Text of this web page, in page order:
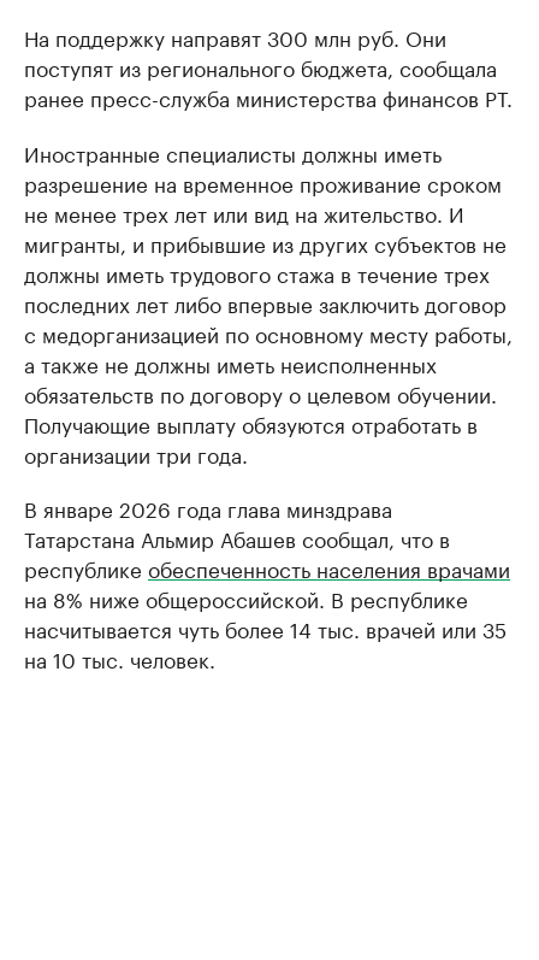
На поддержку направят 300 млн руб. Они
поступят из регионального бюджета, сообщала
ранее пресс-служба министерства финансов РТ.
Иностранные специалисты должны иметь
разрешение на временное проживание сроком
не менее трех лет или вид на жительство. И
мигранты, и прибывшие из других субъектов не
должны иметь трудового стажа в течение трех
последних лет либо впервые заключить договор
с медорганизацией по основному месту работы,
а также не должны иметь неисполненных
обязательств по договору о целевом обучении.
Получающие выплату обязуются отработать в
организации три года.
В январе 2026 года глава минздрава
Татарстана Альмир Абашев сообщал, что в
республике обеспеченность населения врачами
на 8% ниже общероссийской. В республике
насчитывается чуть более 14 тыс. врачей или 35
на 10 тыс. человек.